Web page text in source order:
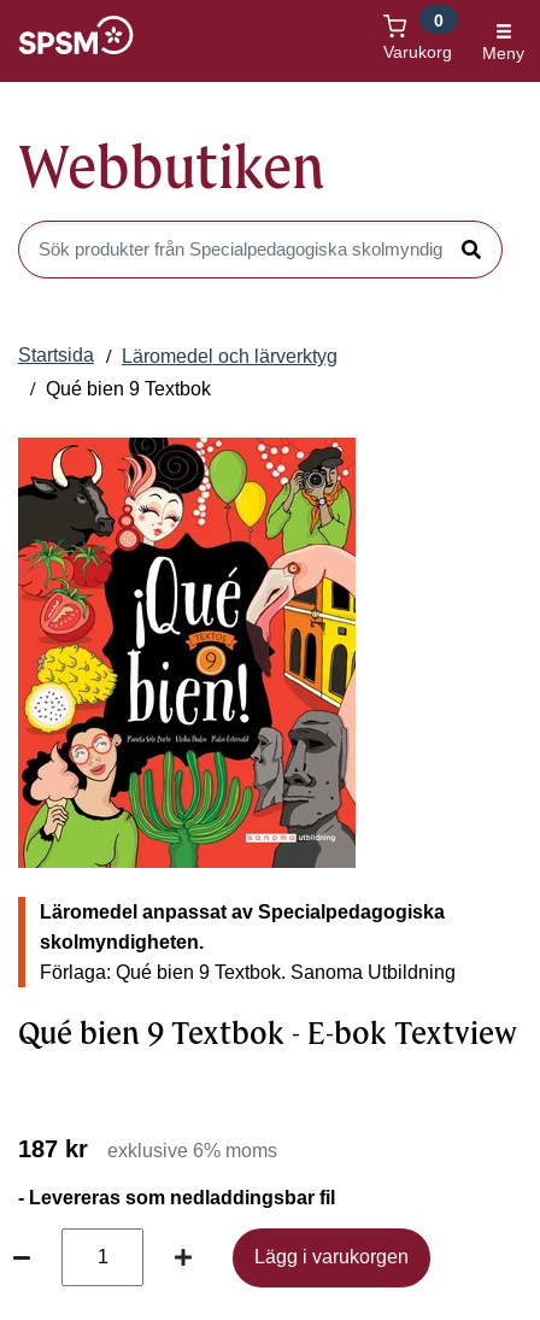
Varukorg
0
Meny
Webbutiken
Sök produkter i Webbutiken
Sök
Startsida
Läromedel och lärverktyg
Qué bien 9 Textbok
Läromedel anpassat av Specialpedagogiska
skolmyndigheten.
Förlaga: Qué bien 9 Textbok. Sanoma Utbildning
Qué bien 9 Textbok - E-bok Textview
187 kr exklusive 6% moms
- Levereras som nedladdingsbar fil
Lägg i varukorgen
Lägg i varukorgen